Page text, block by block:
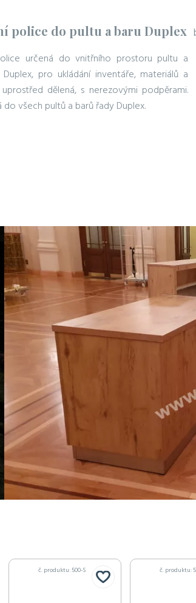
police do pultu a baru Duplex
určená do vnitřního prostoru pultu a
pro ukládání inventáře, materiálů a
dělená, s nerezovými podpěrami.
všech pultů a barů řady Duplex.
č. produktu: 500-S č. produktu: